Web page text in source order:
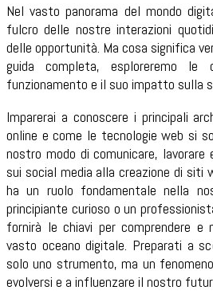
Nel vasto panorama del mondo
fulcro delle nostre interazioni
delle opportunità. Ma cosa significa
guida completa, esploreremo
funzionamento e il suo impatto sulla
Imparerai a conoscere i principali
online e come le tecnologie web si
nostro modo di comunicare, lavorare
sui social media alla creazione di siti
ha un ruolo fondamentale nella
principiante curioso o un
fornirà le chiavi per comprendere e
vasto oceano digitale. Preparati a
solo uno strumento, ma un
evolversi e a influenzare il nostro